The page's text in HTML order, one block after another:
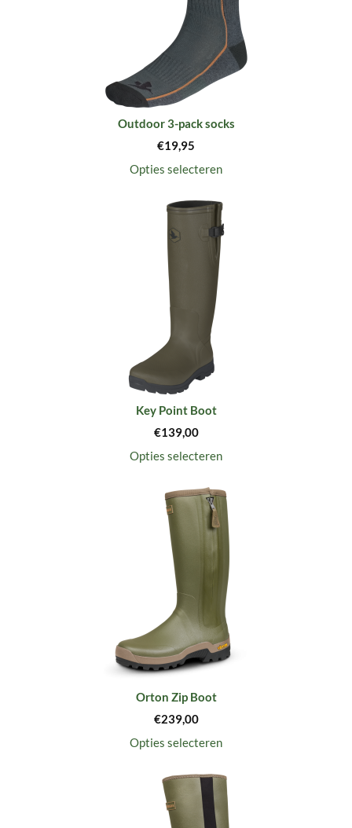
Outdoor 3-pack socks
€19,95
Opties selecteren
Key Point Boot
€139,00
Opties selecteren
Orton Zip Boot
€239,00
Opties selecteren